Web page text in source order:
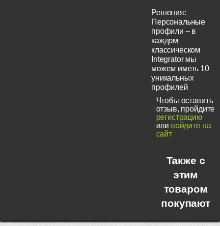
Решения:
Персональные
профили – в
каждом
классическом
Integrator мы
можем иметь 10
уникальных
профилей
Чтобы оставить
отзыв, пройдите
регистрацию
или войдите на
сайт
Также с
этим
товаром
покупают